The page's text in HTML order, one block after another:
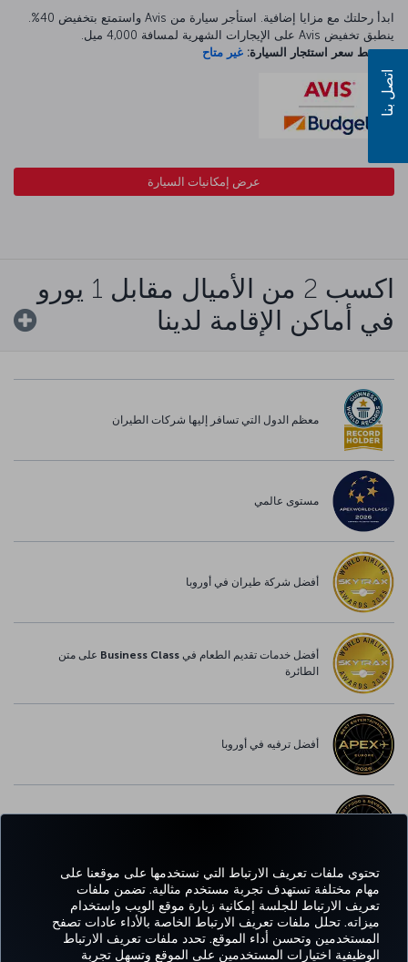
تحتوي ملفات تعريف الارتباط التي نستخدمها على موقعنا على
مهام مختلفة تستهدف تجربة مستخدم مثالية. تضمن ملفات
تعريف الارتباط للجلسة إمكانية زيارة موقع الويب واستخدام
ميزاته. تحلل ملفات تعريف الارتباط الخاصة بالأداء عادات تصفح
المستخدمين وتحسن أداء الموقع. تحدد ملفات تعريف الارتباط
الوظيفية اختيارات المستخدمين على الموقع وتسهل تجربة
ابدأ رحلتك مع مزايا إضافية. استأجر سيارة من Avis واستمتع بتخفيض 40%.
ينطبق تخفيض Avis على الإيجارات الشهرية لمسافة 4,000 ميل.
متوسط سعر استئجار السيارة: غير متاح
عرض إمكانيات السيارة
اكسب 2 من الأميال مقابل 1 يورو
في أماكن الإقامة لدينا
معظم الدول التي تسافر إليها شركات الطيران
مستوى عالمي
أفضل شركة طيران في أوروبا
أفضل خدمات تقديم الطعام في Business Class على متن
الطائرة
أفضل ترفيه في أوروبا
Facebook
Twitter
Instagram
YouTube
LinkedIn
تيك توك
Blog
Pinterest
اتصل بنا